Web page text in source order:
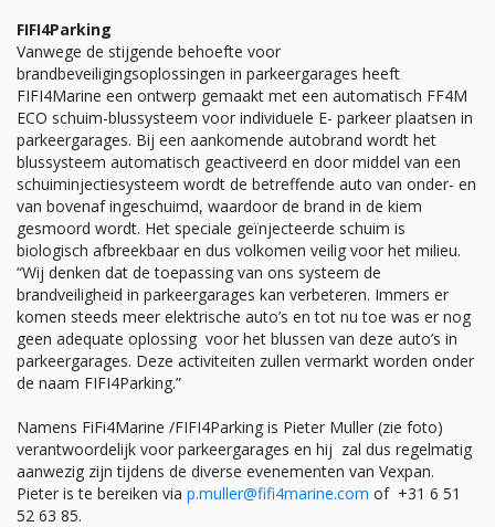
FIFI4Parking
Vanwege de stijgende behoefte voor
brandbeveiligingsoplossingen in parkeergarages heeft
FIFI4Marine een ontwerp gemaakt met een automatisch FF4M
ECO schuim-blussysteem voor individuele E- parkeer plaatsen in
parkeergarages. Bij een aankomende autobrand wordt het
blussysteem automatisch geactiveerd en door middel van een
schuiminjectiesysteem wordt de betreffende auto van onder- en
van bovenaf ingeschuimd, waardoor de brand in de kiem
gesmoord wordt. Het speciale geïnjecteerde schuim is
biologisch afbreekbaar en dus volkomen veilig voor het milieu.
“Wij denken dat de toepassing van ons systeem de
brandveiligheid in parkeergarages kan verbeteren. Immers er
komen steeds meer elektrische auto’s en tot nu toe was er nog
geen adequate oplossing voor het blussen van deze auto’s in
parkeergarages. Deze activiteiten zullen vermarkt worden onder
de naam FIFI4Parking.”
Namens FiFi4Marine /FIFI4Parking is Pieter Muller (zie foto)
verantwoordelijk voor parkeergarages en hij zal dus regelmatig
aanwezig zijn tijdens de diverse evenementen van Vexpan.
Pieter is te bereiken via p.muller@fifi4marine.com of +31 6 51
52 63 85.